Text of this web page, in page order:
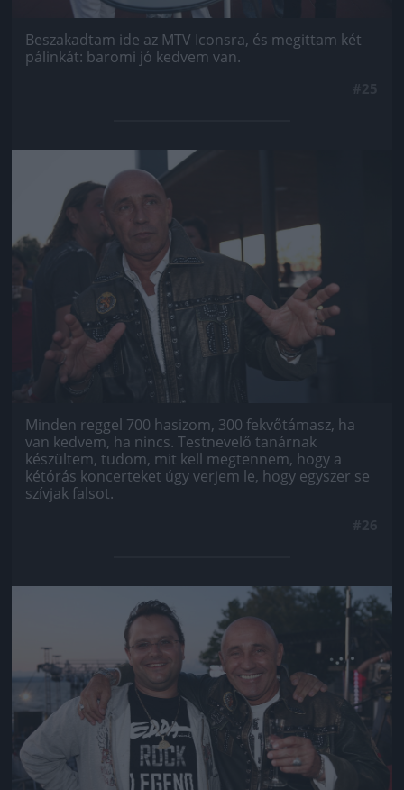
Beszakadtam ide az MTV Iconsra, és megittam két
pálinkát: baromi jó kedvem van.
Jön még kép!
Minden reggel 700 hasizom, 300 fekvőtámasz, ha
van kedvem, ha nincs. Testnevelő tanárnak
készültem, tudom, mit kell megtennem, hogy a
kétórás koncerteket úgy verjem le, hogy egyszer se
szívjak falsot.
Jön még kép!